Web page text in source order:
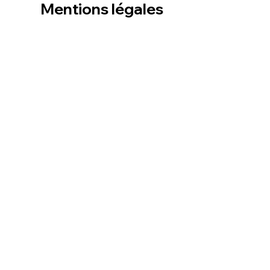
Mentions légales